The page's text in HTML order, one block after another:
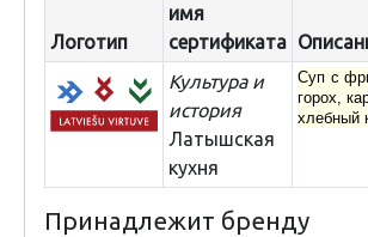
Логотип
имя
сертификата
Культура и
история
Латышская
кухня
Суп с
горох,
хлебный
Принадлежит бренду